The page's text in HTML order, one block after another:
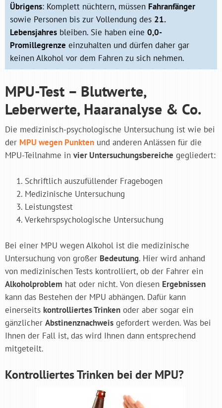
Übrigens: Komplett nüchtern, müssen Fahranfänger
sowie Personen bis zur Vollendung des 21.
Lebensjahres bleiben. Sie haben eine 0,0-
Promillegrenze einzuhalten und dürfen daher gar
keinen Alkohol vor dem Fahren zu sich nehmen.
MPU-Test – Blutwerte,
Leberwerte, Haaranalyse & Co.
Die medizinisch-psychologische Untersuchung ist wie bei
der MPU wegen Punkten und anderen Anlässen für die
MPU-Teilnahme in vier Untersuchungsbereiche gegliedert:
Schriftlich auszufüllender Fragebogen
Medizinische Untersuchung
Leistungstest
Verkehrspsychologische Untersuchung
Bei einer MPU wegen Alkohol ist die medizinische
Untersuchung von großer Bedeutung. Hier wird anhand
von medizinischen Tests kontrolliert, ob der Fahrer ein
Alkoholproblem hat oder nicht. Von diesen Ergebnissen
kann das Bestehen der MPU abhängen. Dafür kann
einerseits kontrolliertes Trinken oder aber sogar ein
gänzlicher Abstinenznachweis gefordert werden. Was bei
Ihnen der Fall ist, das wird Ihnen dann entsprechend
mitgeteilt.
Kontrolliertes Trinken bei der MPU?